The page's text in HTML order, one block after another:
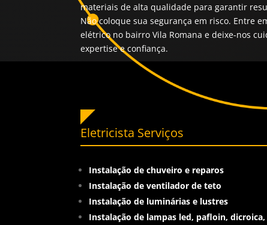
materiais de alta qualidade para garantir
Não coloque sua segurança em risco. Entre
elétrico no bairro Vila Romana e deixe-nos
expertise e confiança.
Eletricista Serviços
Instalação de chuveiro e reparos
Instalação de ventilador de teto
Instalação de luminárias e lustres
Instalação de lampas led, pafloin,